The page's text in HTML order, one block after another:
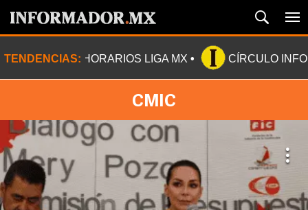
TENDENCIAS: HORARIOS LIGA MX CÍRCULO
CMIC